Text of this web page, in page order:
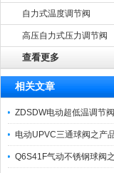
自力式温度调节阀
高压自力式压力调节阀
查看更多
相关文章